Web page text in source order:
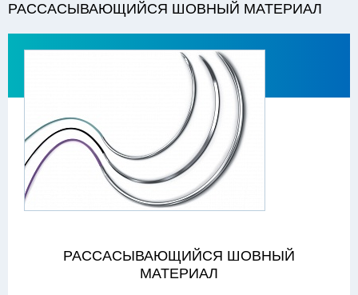
РАССАСЫВАЮЩИЙСЯ ШОВНЫЙ МАТЕРИАЛ
РАССАСЫВАЮЩИЙСЯ ШОВНЫЙ
МАТЕРИАЛ